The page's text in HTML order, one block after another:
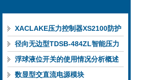
XACLAKE压力控制器XS2100防护
等级不断提高
径向无边型TDSB-484ZL智能压力
变送器安装方便
浮球液位开关的使用情况分析概述
的价值判断
数显型交直流电源模块